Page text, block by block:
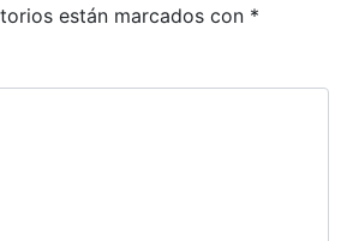
están marcados con *